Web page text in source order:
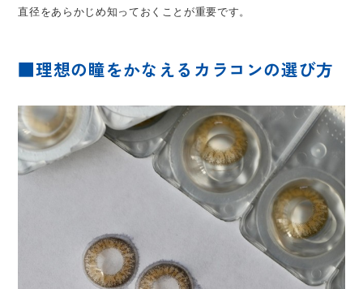
直径をあらかじめ知っておくことが重要です。
■理想の瞳をかなえるカラコンの選び方